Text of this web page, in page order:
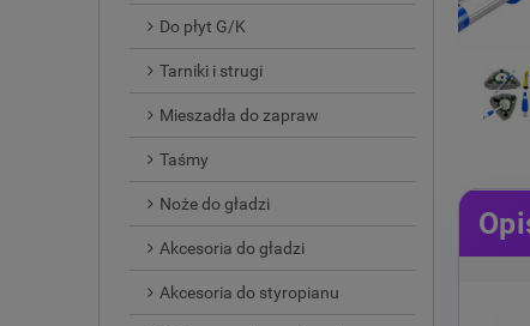
Do płyt G/K
Tarniki i strugi
Mieszadła do zapraw
Taśmy
Noże do gładzi
Akcesoria do gładzi
Akcesoria do styropianu